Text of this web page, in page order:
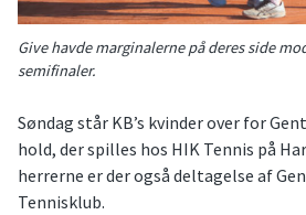
Give havde marginalerne på deres side
semifinaler.
Søndag står KB’s kvinder over for
hold, der spilles hos HIK Tennis på
herrerne er der også deltagelse af
Tennisklub.